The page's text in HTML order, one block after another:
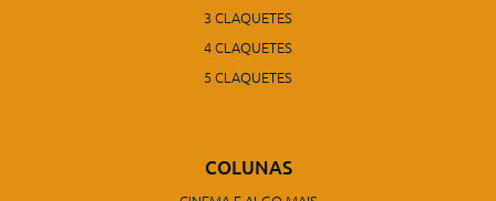
3 CLAQUETES
4 CLAQUETES
5 CLAQUETES
COLUNAS